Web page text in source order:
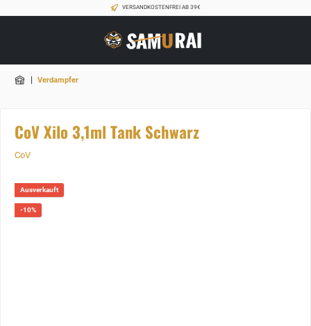
VERSANDKOSTENFREI AB 39€
| Verdampfer
CoV Xilo 3,1ml Tank Schwarz
CoV
Ausverkauft
-10%